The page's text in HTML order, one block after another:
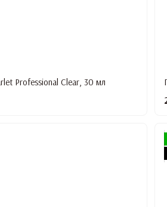
Professional Clear, 30 мл